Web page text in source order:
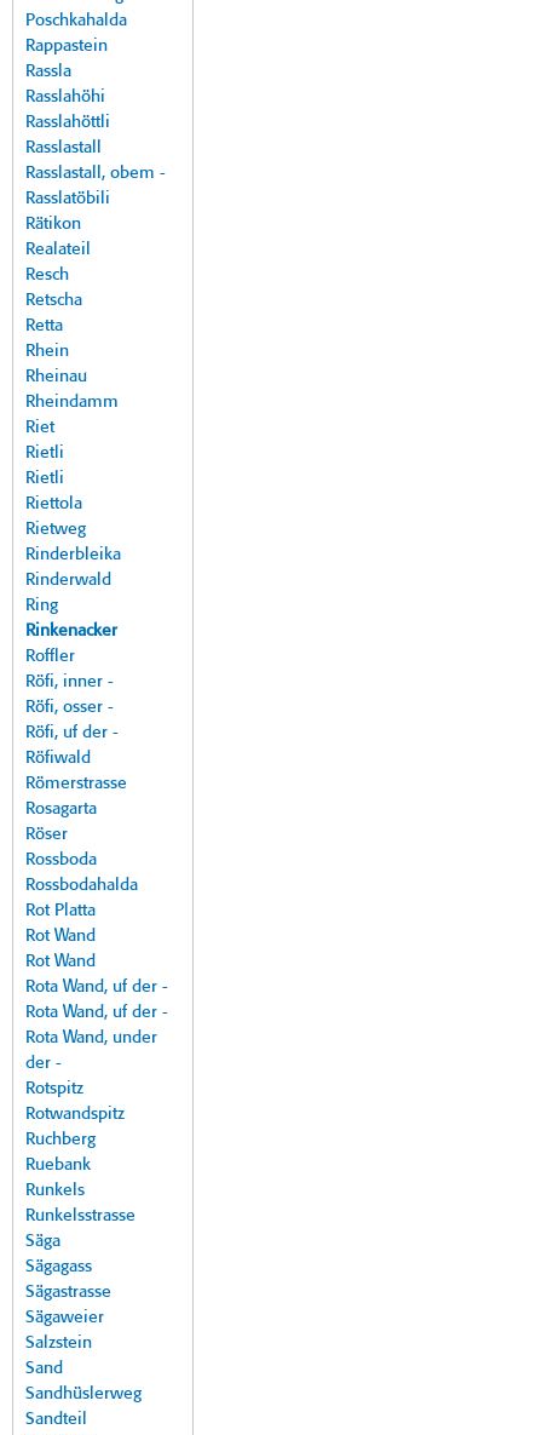
Poschkahalda
Rappastein
Rassla
Rasslahöhi
Rasslahöttli
Rasslastall
Rasslastall, obem -
Rasslatöbili
Rätikon
Realateil
Resch
Retscha
Retta
Rhein
Rheinau
Rheindamm
Riet
Rietli
Rietli
Riettola
Rietweg
Rinderbleika
Rinderwald
Ring
Rinkenacker
Roffler
Röfi, inner -
Röfi, osser -
Röfi, uf der -
Röfiwald
Römerstrasse
Rosagarta
Röser
Rossboda
Rossbodahalda
Rot Platta
Rot Wand
Rot Wand
Rota Wand, uf der -
Rota Wand, uf der -
Rota Wand, under
der -
Rotspitz
Rotwandspitz
Ruchberg
Ruebank
Runkels
Runkelsstrasse
Säga
Sägagass
Sägastrasse
Sägaweier
Salzstein
Sand
Sandhüslerweg
Sandteil